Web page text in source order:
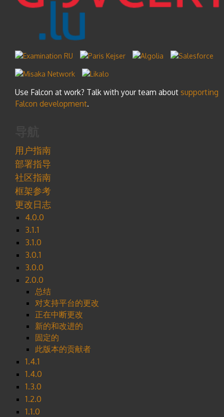
Use Falcon at work? Talk with your team about supporting
Falcon development.
用户指南
部署指导
社区指南
框架参考
更改日志
4.0.0
3.1.1
3.1.0
3.0.1
3.0.0
2.0.0
总结
对支持平台的更改
正在中断更改
新的和改进的
固定的
此版本的贡献者
1.4.1
1.4.0
1.3.0
1.2.0
1.1.0